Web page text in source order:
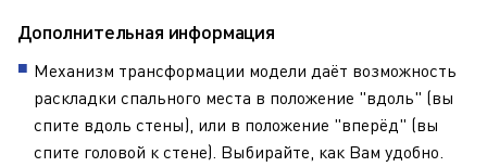
Дополнительная информация
Механизм трансформации модели даёт возможность
раскладки спального места в положение "вдоль" (вы
спите вдоль стены), или в положение "вперёд" (вы
спите головой к стене). Выбирайте, как Вам удобно.